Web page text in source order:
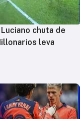
Luciano chuta de
leva